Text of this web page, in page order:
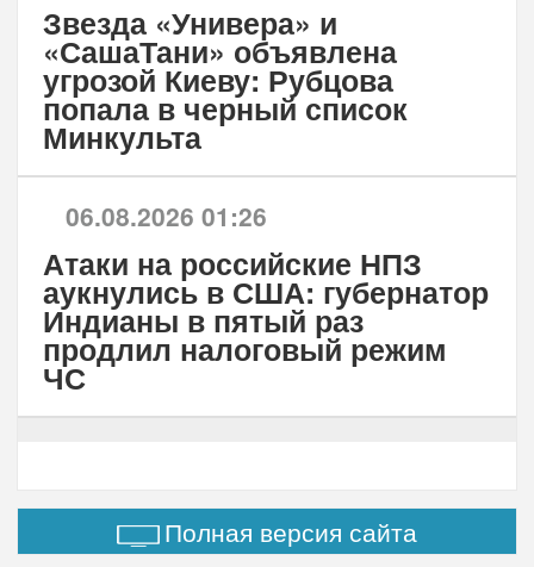
Звезда «Универа» и
«СашаТани» объявлена
угрозой Киеву: Рубцова
попала в черный список
Минкульта
06.08.2026 01:26
Атаки на российские НПЗ
аукнулись в США: губернатор
Индианы в пятый раз
продлил налоговый режим
ЧС
Полная версия сайта